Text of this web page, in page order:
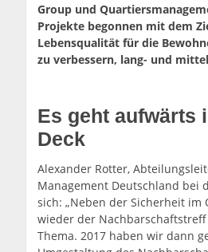
Group und
Projekte begonnen mit dem
Lebensqualität für die
zu verbessern, lang- und
Es geht aufwärts
Deck
Alexander Rotter,
Management Deutschland bei
sich: „Neben der Sicherheit
wieder der
Thema. 2017 haben wir dann